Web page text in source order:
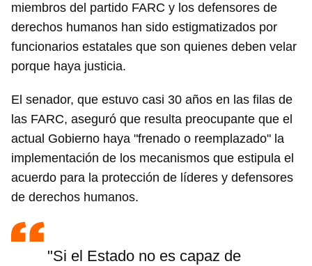
miembros del partido FARC y los defensores de
derechos humanos han sido estigmatizados por
funcionarios estatales que son quienes deben velar
porque haya justicia.
El senador, que estuvo casi 30 años en las filas de
las FARC, aseguró que resulta preocupante que el
actual Gobierno haya "frenado o reemplazado" la
implementación de los mecanismos que estipula el
acuerdo para la protección de líderes y defensores
de derechos humanos.
"Si el Estado no es capaz de